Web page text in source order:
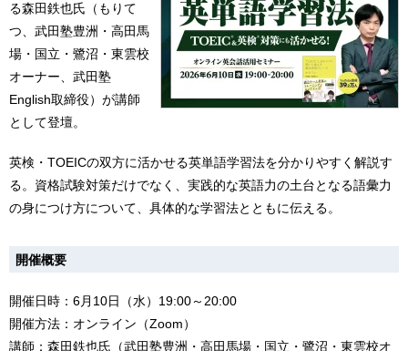
る森田鉄也氏（もりて
つ、武田塾豊洲・高田馬
場・国立・鷺沼・東雲校
オーナー、武田塾
English取締役）が講師
として登壇。
英検・TOEICの双方に活かせる英単語学習法を分かりやすく解説す
る。資格試験対策だけでなく、実践的な英語力の土台となる語彙力
の身につけ方について、具体的な学習法とともに伝える。
開催概要
開催日時：6月10日（水）19:00～20:00
開催方法：オンライン（Zoom）
講師：森田鉄也氏（武田塾豊洲・高田馬場・国立・鷺沼・東雲校オ